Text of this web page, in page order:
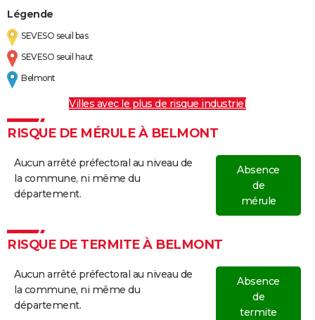
Légende
SEVESO seuil bas
SEVESO seuil haut
Belmont
Villes avec le plus de risque industriel
RISQUE DE MÉRULE À BELMONT
Aucun arrêté préfectoral au niveau de
la commune, ni même du
département.
Absence
de
mérule
RISQUE DE TERMITE À BELMONT
Aucun arrêté préfectoral au niveau de
la commune, ni même du
département.
Absence
de
termite